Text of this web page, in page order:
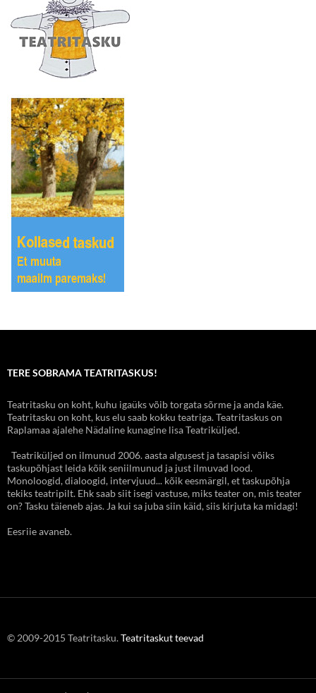
TERE SOBRAMA TEATRITASKUS!
Teatritasku on koht, kuhu igaüks võib torgata sõrme ja anda käe.
Teatritasku on koht, kus elu saab kokku teatriga. Teatritaskus on
Raplamaa ajalehe Nädaline kunagine lisa Teatriküljed.
Teatriküljed on ilmunud 2006. aasta algusest ja tasapisi võiks
taskupõhjast leida kõik seniilmunud ja just ilmuvad lood.
Monoloogid, dialoogid, intervjuud... kõik eesmärgil, et taskupõhja
tekiks teatripilt. Ehk saab siit isegi vastuse, miks teater on, mis teater
on? Tasku täieneb ajas. Ja kui sa juba siin käid, siis kirjuta ka midagi!
Eesriie avaneb.
© 2009-2015 Teatritasku.Teatritaskut teevad